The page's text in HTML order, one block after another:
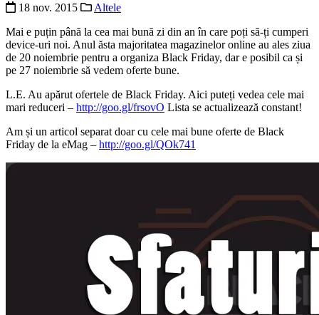
18 nov. 2015
Altele
Mai e puțin până la cea mai bună zi din an în care poți să-ți cumperi
device-uri noi. Anul ăsta majoritatea magazinelor online au ales ziua
de 20 noiembrie pentru a organiza Black Friday, dar e posibil ca și
pe 27 noiembrie să vedem oferte bune.
L.E. Au apărut ofertele de Black Friday. Aici puteți vedea cele mai
mari reduceri – http://goo.gl/frsovO Lista se actualizează constant!
Am și un articol separat doar cu cele mai bune oferte de Black
Friday de la eMag – http://goo.gl/QOk741